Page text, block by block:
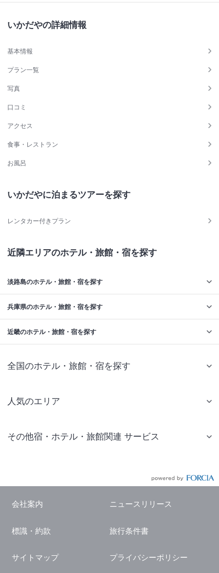
いかだやの詳細情報
基本情報
プラン一覧
写真
口コミ
アクセス
食事・レストラン
お風呂
いかだやに泊まるツアーを探す
レンタカー付きプラン
近隣エリアのホテル・旅館・宿を探す
淡路島のホテル・旅館・宿を探す
兵庫県のホテル・旅館・宿を探す
近畿のホテル・旅館・宿を探す
全国のホテル・旅館・宿を探す
人気のエリア
仙台 ホテル
東京ドーム ホテル
横浜 ホテル
熱海 ホテル
その他宿・ホテル・旅館関連 サービス
国内観光ガイド
旅行・観光情報
会社案内 ニュースリリース
標識・約款 旅行条件書
サイトマップ プライバシーポリシー